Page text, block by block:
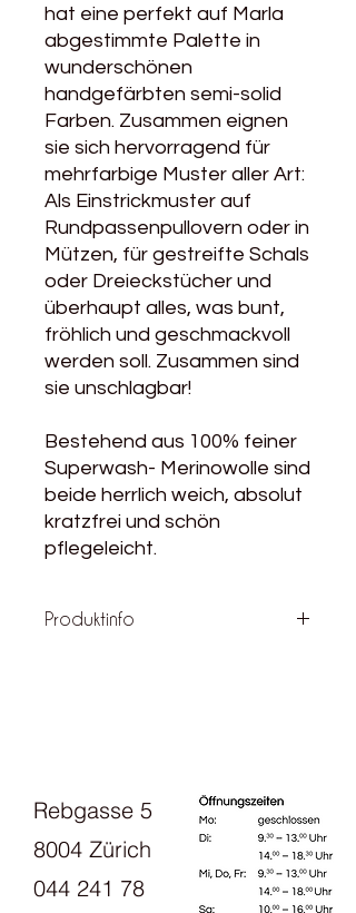
hat eine perfekt auf Marla
abgestimmte Palette in
wunderschönen
handgefärbten semi-solid
Farben. Zusammen eignen
sie sich hervorragend für
mehrfarbige Muster aller Art:
Als Einstrickmuster auf
Rundpassenpullovern oder in
Mützen, für gestreifte Schals
oder Dreieckstücher und
überhaupt alles, was bunt,
fröhlich und geschmackvoll
werden soll. Zusammen sind
sie unschlagbar!
Bestehend aus 100% feiner
Superwash- Merinowolle sind
beide herrlich weich, absolut
kratzfrei und schön
pflegeleicht.
Produktinfo
Gr. 38 ca.: 500g
Pflegehinweise: Maschinenwäsche
30°
Rebgasse 5
8004 Zürich
044 241 78